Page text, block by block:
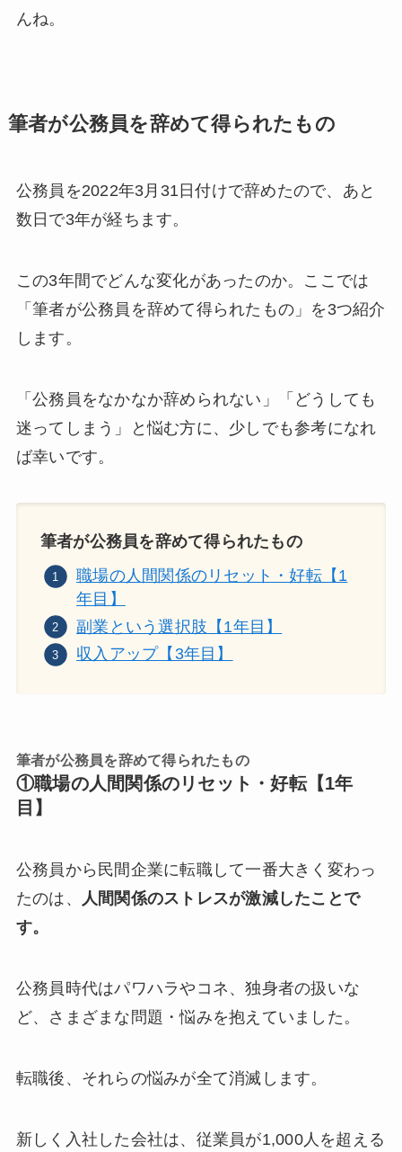
んね。
筆者が公務員を辞めて得られたもの
公務員を2022年3月31日付けで辞めたので、あと
数日で3年が経ちます。
この3年間でどんな変化があったのか。ここでは
「筆者が公務員を辞めて得られたもの」を3つ紹介
します。
「公務員をなかなか辞められない」「どうしても
迷ってしまう」と悩む方に、少しでも参考になれ
ば幸いです。
筆者が公務員を辞めて得られたもの
職場の人間関係のリセット・好転【1
年目】
副業という選択肢【1年目】
収入アップ【3年目】
筆者が公務員を辞めて得られたもの
①職場の人間関係のリセット・好転【1年
目】
公務員から民間企業に転職して一番大きく変わっ
たのは、
人間関係のストレスが激減したことで
す。
公務員時代はパワハラやコネ、独身者の扱いな
ど、さまざまな問題・悩みを抱えていました。
転職後、それらの悩みが全て消滅します。
新しく入社した会社は、従業員が1,000人を超える